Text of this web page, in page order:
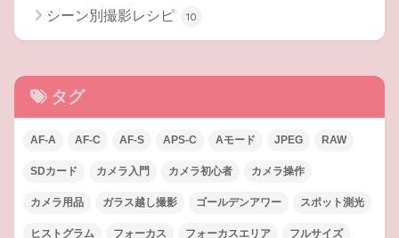
シーン別撮影レシピ 10
タグ
AF-A AF-C AF-S APS-C Aモード JPEG RAW
SDカード カメラ入門 カメラ初心者 カメラ操作
カメラ用品 ガラス越し撮影 ゴールデンアワー スポット測光
ヒストグラム フォーカス フォーカスエリア フルサイズ